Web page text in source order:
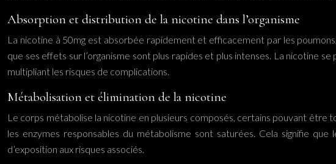
Absorption et distribution de la nicotine dans l’organisme
La nicotine à 50mg est absorbée rapidement et efficacement par les
que ses effets sur l’organisme sont plus rapides et plus intenses. La nicotine
multipliant les risques de complications.
Métabolisation et élimination de la nicotine
Le corps métabolise la nicotine en plusieurs composés, certains pouvant être
les enzymes responsables du métabolisme sont saturées. Cela signifie
d’exposition aux risques associés.